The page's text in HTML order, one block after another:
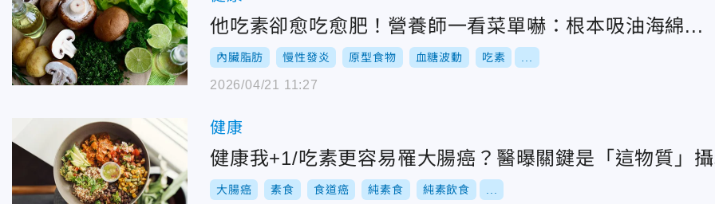
他吃素卻愈吃愈肥！營養師一看菜單嚇：根本吸油海綿...
內臟脂肪 慢性發炎 原型食物 血糖波動 吃素
2026/04/21 11:27
健康
健康我+1/吃素更容易罹大腸癌？醫曝關鍵是「這物質」
大腸癌 素食 食道癌 純素食 純素飲食